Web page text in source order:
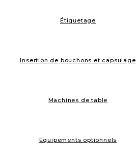
Étiquetage
Insertion de bouchons et capsulage
Machines de table
Équipements optionnels